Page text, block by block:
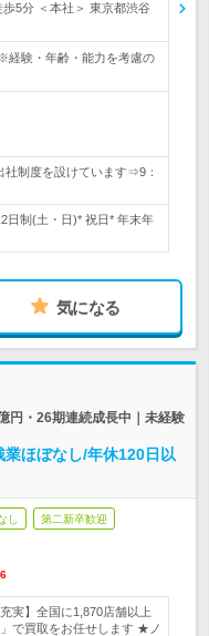
5分 ＜本社＞ 東京都渋谷
経験・年齢・能力を考慮の
制度を設けています⇒9：
日制(土・日)* 祝日* 年末年
気になる
円・26期連続成長中｜未経験
ほぼなし/年休120日以
し 第二新卒歓迎
実】全国に1,870店舗以上
で買取をお任せします ★ノ